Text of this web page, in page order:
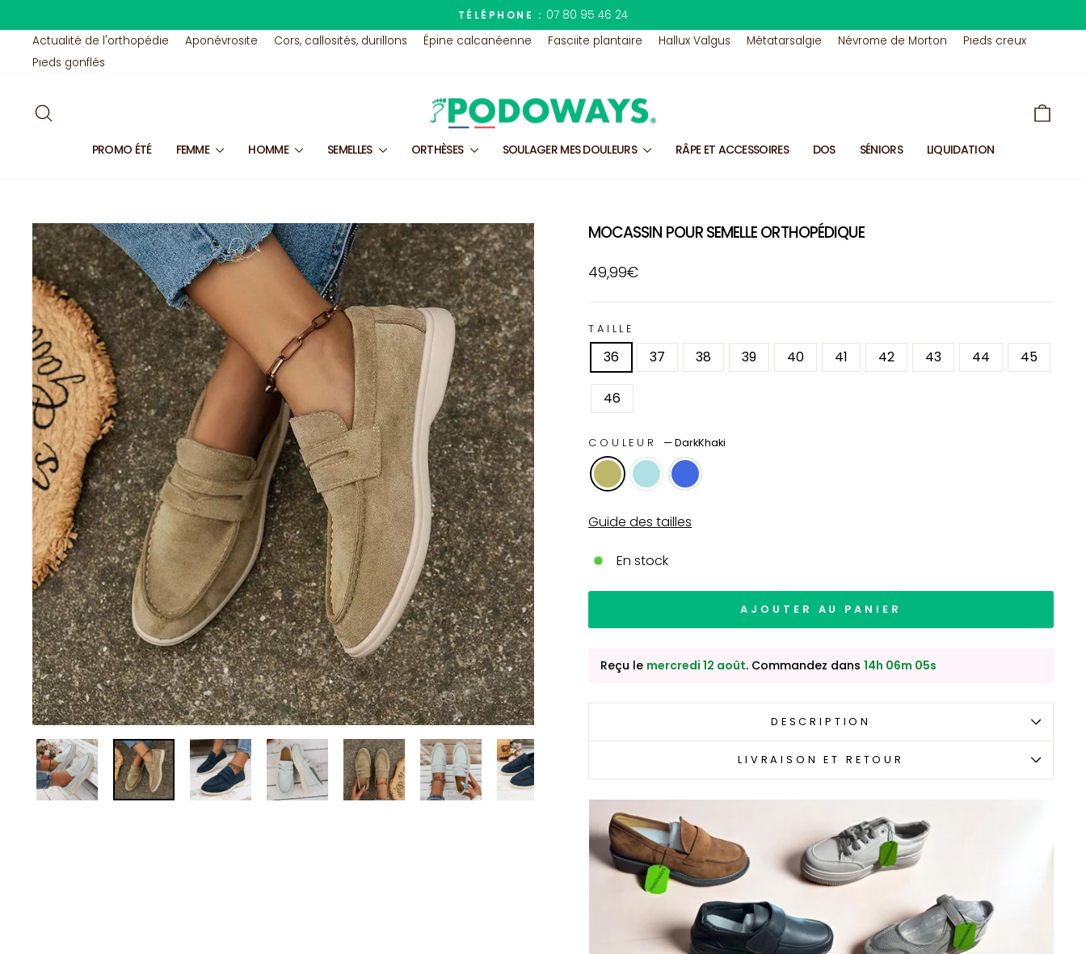
contenu
Diaporama
Pause
TÉLÉPHONE : 07 80 95 46 24
Actualité de l'orthopédie
Aponévrosite Cors, callosités, durillons Épine calcanéenne Fasciite plantaire Hallux Valgus Métatarsalgie Névrome de Morton
Pieds creux
Pieds gonflés
PROMO ÉTÉ FEMME HOMME SEMELLES ORTHÈSES SOULAGER MES DOULEURS RÂPE ET ACCESSOIRES DOS SÉNIORS LIQUIDATION
MOCASSIN POUR SEMELLE ORTHOPÉDIQUE
Prix
régulier
49,99€
TAILLE
36 37 38 39 40 41 42 43 44 45
46
COULEUR —DarkKhaki
Guide des tailles
En stock
AJOUTER AU PANIER
Reçu le mercredi 12 août. Commandez dans 14h 06m 03s
DESCRIPTION
LIVRAISON ET RETOUR